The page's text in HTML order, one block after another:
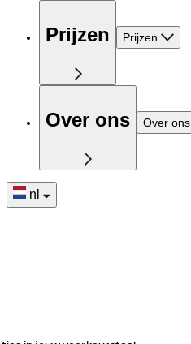
Prijzen Prijzen
Over ons Over ons
nl